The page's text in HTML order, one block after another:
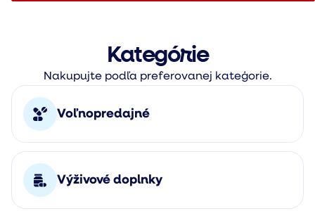
Kategórie
Nakupujte podľa preferovanej kateģorie.
Voľnopredajné
Výživové doplnky